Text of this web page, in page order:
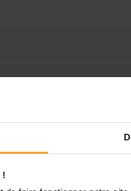
!
de Myrna ?